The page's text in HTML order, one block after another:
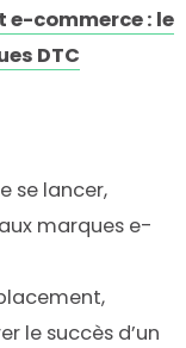
e-commerce : le
DTC
se lancer,
marques e-
le succès d’un